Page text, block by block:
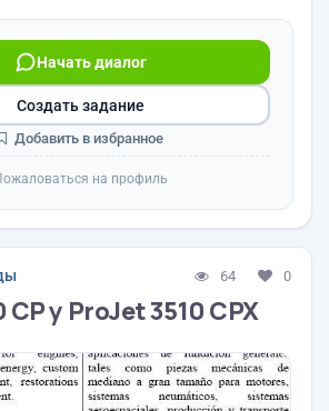
Начать диалог
Создать задание
Добавить в избранное
на профиль
64 0
CP y ProJet 3510 CPX